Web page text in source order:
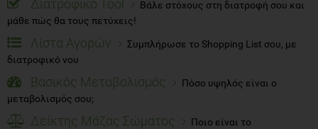
Διατροφικό Tool
Βάλε στόχους στη διατροφή σου και
μάθε πώς θα τους πετύχεις!
Λίστα Αγορών
Συμπλήρωσε το Shopping List σου, με
διατροφικό νου
Βασικός Μεταβολισμός
Πόσο υψηλός είναι ο
μεταβολισμός σου;
Δείκτης Μάζας Σώματος
Ποιο είναι το